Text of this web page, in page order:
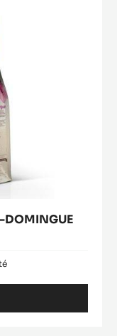
DOMINGUE